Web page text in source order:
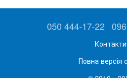
050 444-17-22
Контакти
Повна версія